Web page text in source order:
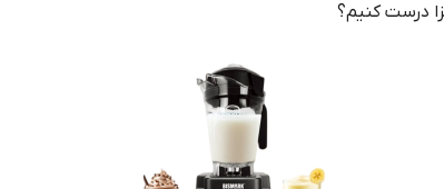
درست کنیم؟